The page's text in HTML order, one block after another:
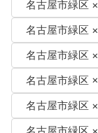
名古屋市緑区
名古屋市緑区
名古屋市緑区
名古屋市緑区
名古屋市緑区